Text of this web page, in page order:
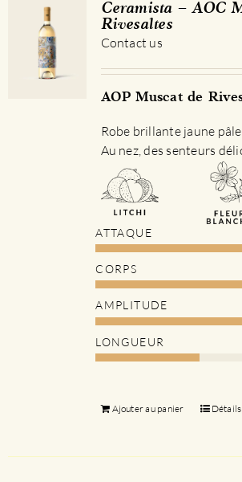
Ceramista – AOC
Rivesaltes
Contact us
AOP Muscat de
Robe brillante jaune
Au nez, des senteurs
ATTAQUE
CORPS
AMPLITUDE
LONGUEUR
Ajouter au panier Détails